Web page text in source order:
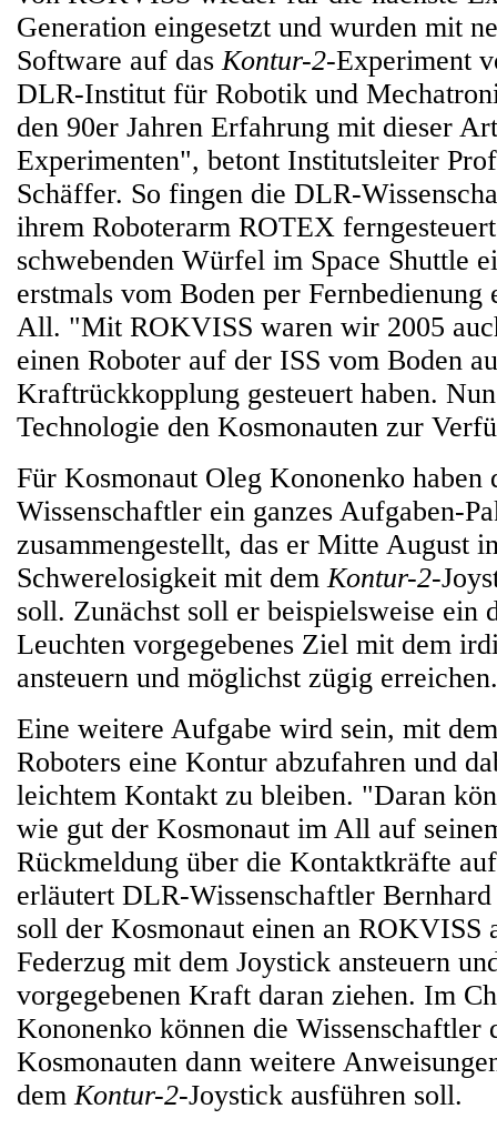
Generation eingesetzt und wurden mit
Software auf dasKontur-2-Experiment
DLR-Institut für Robotik und
den 90er Jahren Erfahrung mit dieser
Experimenten", betont Institutsleiter
Schäffer. So fingen die DLR-
ihrem Roboterarm ROTEX
schwebenden Würfel im Space Shuttle
erstmals vom Boden per Fernbedienung
All. "Mit ROKVISS waren wir 2005
einen Roboter auf der ISS vom Boden
Kraftrückkopplung gesteuert haben.
Technologie den Kosmonauten zur
Für Kosmonaut Oleg Kononenko haben
Wissenschaftler ein ganzes Aufgaben-
zusammengestellt, das er Mitte August
Schwerelosigkeit mit demKontur-2-
soll. Zunächst soll er beispielsweise ein
Leuchten vorgegebenes Ziel mit dem
ansteuern und möglichst zügig erreichen.
Eine weitere Aufgabe wird sein, mit
Roboters eine Kontur abzufahren und
leichtem Kontakt zu bleiben. "Daran
wie gut der Kosmonaut im All auf
Rückmeldung über die Kontaktkräfte
erläutert DLR-Wissenschaftler
soll der Kosmonaut einen an ROKVISS
Federzug mit dem Joystick ansteuern
vorgegebenen Kraft daran ziehen. Im
Kononenko können die Wissenschaftler
Kosmonauten dann weitere
demKontur-2-Joystick ausführen soll.